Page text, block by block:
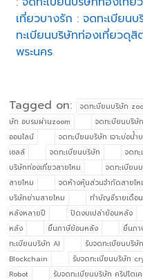
เที่ยวบางรัก :จดทะเบียน
ทะเบียนบริษัทท่องเที่ยวดุสิ
พระนคร
Tagged on: จดทะบียนบริษัท
ษัท อบรมผ่านzoom
จดทะบียนบริษั
ออนไลน์
จดทะบียนบริษัท เจาะบ่อน้ำ
เซลล์
จดทะเบียนบริษัท จดท
บริษัทท่องเที่ยวสายไหม
จดทะเบียน
สายไหม
จดห้างหุ้นส่วนจำกัดสายไห
บริษัทย่านสายไหม
ทำบัญชีรายเดือน
หลังหลายปี
ปิดงบเปล่าย้อนหลัง
หลัง
ยื่นภาษีย้อนหลัง ยื่นภา
ทะเบียนบริษัท AI
รับจดทะเบียนบริ
Blockchain
รับจดทะเบียนบริษัท
Robot
รับจดทะเบียนบริษัท คริปโตเค